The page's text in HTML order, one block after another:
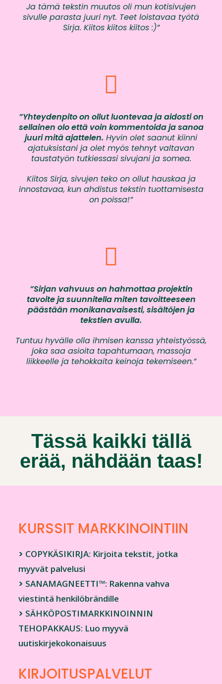
Ja tämä tekstin muutos oli mun kotisivujen
sivulle parasta juuri nyt. Teet loistavaa työtä
Sirja. Kiitos kiitos kiitos :)”
”Yhteydenpito on ollut luontevaa ja aidosti on
sellainen olo että voin kommentoida ja sanoa
juuri mitä ajattelen. Hyvin olet saanut kiinni
ajatuksistani ja olet myös tehnyt valtavan
taustatyön tutkiessasi sivujani ja somea.
Kiitos Sirja, sivujen teko on ollut hauskaa ja
innostavaa, kun ahdistus tekstin tuottamisesta
on poissa!”
”Sirjan vahvuus on hahmottaa projektin
tavoite ja suunnitella miten tavoitteeseen
päästään monikanavaisesti, sisältöjen ja
tekstien avulla.
Tuntuu hyvälle olla ihmisen kanssa yhteistyössä,
joka saa asioita tapahtumaan, massoja
liikkeelle ja tehokkaita keinoja tekemiseen.”
Tässä kaikki tällä
erää, nähdään taas!
KURSSIT MARKKINOINTIIN
> COPYKÄSIKIRJA: Kirjoita tekstit, jotka
myyvät palvelusi
> SANAMAGNEETTI™: Rakenna vahva
viestintä henkilöbrändille
> SÄHKÖPOSTIMARKKINOINNIN
TEHOPAKKAUS: Luo myyvä
uutiskirjekokonaisuus
KIRJOITUSPALVELUT